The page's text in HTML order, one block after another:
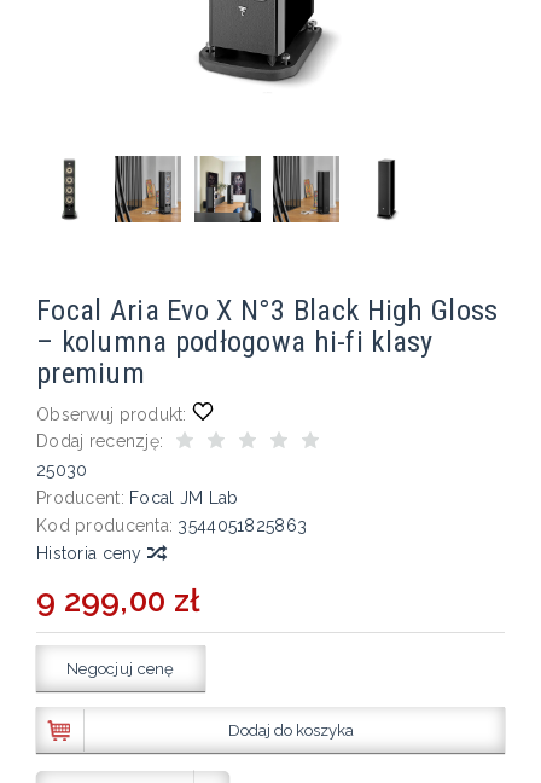
Focal Aria Evo X N°3 Black High Gloss
– kolumna podłogowa hi-fi klasy
premium
Obserwuj produkt:
Dodaj recenzję:
25030
Producent: Focal JM Lab
Kod producenta: 3544051825863
Historia ceny
9 299,00 zł
Negocjuj cenę
Dodaj do koszyka